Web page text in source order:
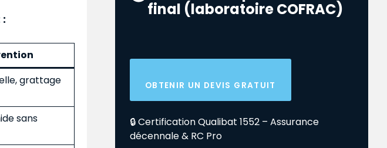
grattage
sans
final (laboratoire COFRAC)
OBTENIR UN DEVIS GRATUIT
🔒 Certification Qualibat 1552 – Assurance
décennale & RC Pro